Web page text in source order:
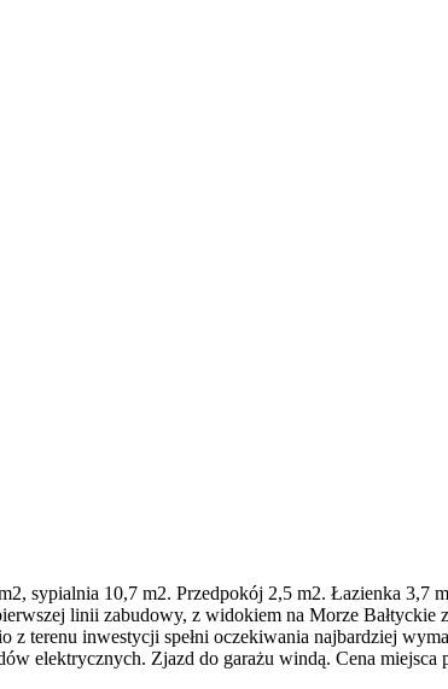
sypialnia 10,7 m2. Przedpokój 2,5 m2. Łazienka 3,7
linii zabudowy, z widokiem na Morze Bałtyckie
z terenu inwestycji spełni oczekiwania najbardziej
elektrycznych. Zjazd do garażu windą. Cena